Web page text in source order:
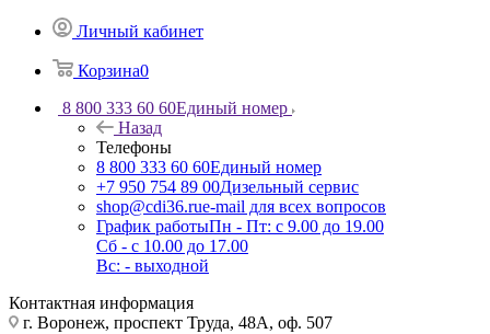
Личный кабинет
Корзина0
8 800 333 60 60Единый номер
Назад
Телефоны
8 800 333 60 60Единый номер
+7 950 754 89 00Дизельный сервис
shop@cdi36.rue-mail для всех вопросов
График работыПн - Пт: с 9.00 до 19.00
Сб - с 10.00 до 17.00
Вс: - выходной
Контактная информация
г. Воронеж, проспект Труда, 48А, оф. 507